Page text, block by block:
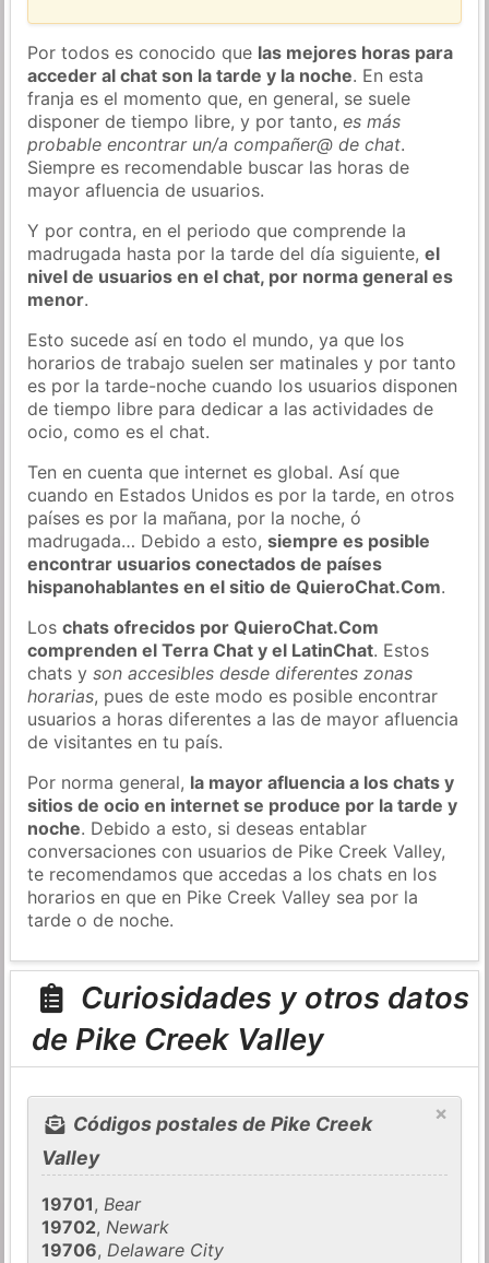
Por todos es conocido que las mejores horas para
acceder al chat son la tarde y la noche. En esta
franja es el momento que, en general, se suele
disponer de tiempo libre, y por tanto,es más
probable encontrar un/a compañer@ de chat.
Siempre es recomendable buscar las horas de
mayor afluencia de usuarios.
Y por contra, en el periodo que comprende la
madrugada hasta por la tarde del día siguiente,el
nivel de usuarios en el chat, por norma general es
menor.
Esto sucede así en todo el mundo, ya que los
horarios de trabajo suelen ser matinales y por tanto
es por la tarde-noche cuando los usuarios disponen
de tiempo libre para dedicar a las actividades de
ocio, como es el chat.
Ten en cuenta que internet es global. Así que
cuando en Estados Unidos es por la tarde, en otros
países es por la mañana, por la noche, ó
madrugada… Debido a esto,siempre es posible
encontrar usuarios conectados de países
hispanohablantes en el sitio de QuieroChat.Com.
Loschats ofrecidos por QuieroChat.Com
comprenden el Terra Chat y el LatinChat. Estos
chats yson accesibles desde diferentes zonas
horarias, pues de este modo es posible encontrar
usuarios a horas diferentes a las de mayor afluencia
de visitantes en tu país.
Por norma general, la mayor afluencia a los chats y
sitios de ocio en internet se produce por la tarde y
noche. Debido a esto, si deseas entablar
conversaciones con usuarios de Pike Creek Valley,
te recomendamos que accedas a los chats en los
horarios en que en Pike Creek Valley sea por la
tarde o de noche.
Curiosidades y otros datos
de Pike Creek Valley
×
Códigos postales de Pike Creek
Valley
19701,Bear
19702,Newark
19706,Delaware City